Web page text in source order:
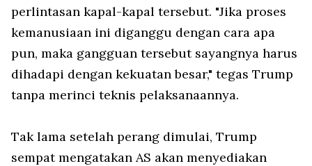
perlintasan kapal-kapal tersebut. "Jika proses
kemanusiaan ini diganggu dengan cara apa
pun, maka gangguan tersebut sayangnya harus
dihadapi dengan kekuatan besar," tegas Trump
tanpa merinci teknis pelaksanaannya.
Tak lama setelah perang dimulai, Trump
sempat mengatakan AS akan menyediakan